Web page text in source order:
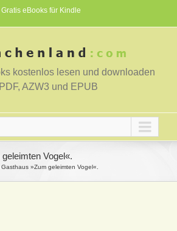
Gratis eBooks für Kindle
kostenlos lesen und downloaden
AZW3 und EPUB
Vogel«.
Gasthaus »Zum geleimten Vogel«.